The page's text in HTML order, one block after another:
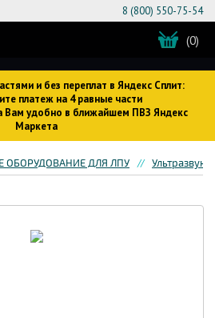
и без переплат в Яндекс Сплит:
платеж на 4 равные части
Вам удобно в ближайшем ПВЗ Яндекс
Маркета
8 (800) 550-75-54
(0)
ОБОРУДОВАНИЕ ДЛЯ ЛПУ